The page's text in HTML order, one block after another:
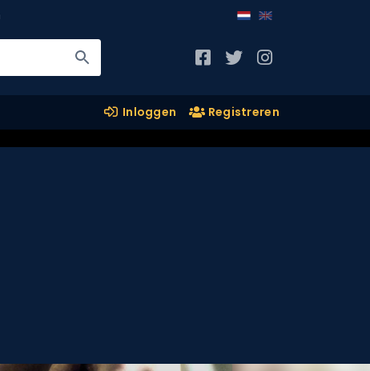
Inloggen Registreren